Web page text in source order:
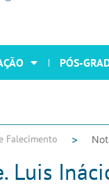
PÓS-
Falecimento
Luis